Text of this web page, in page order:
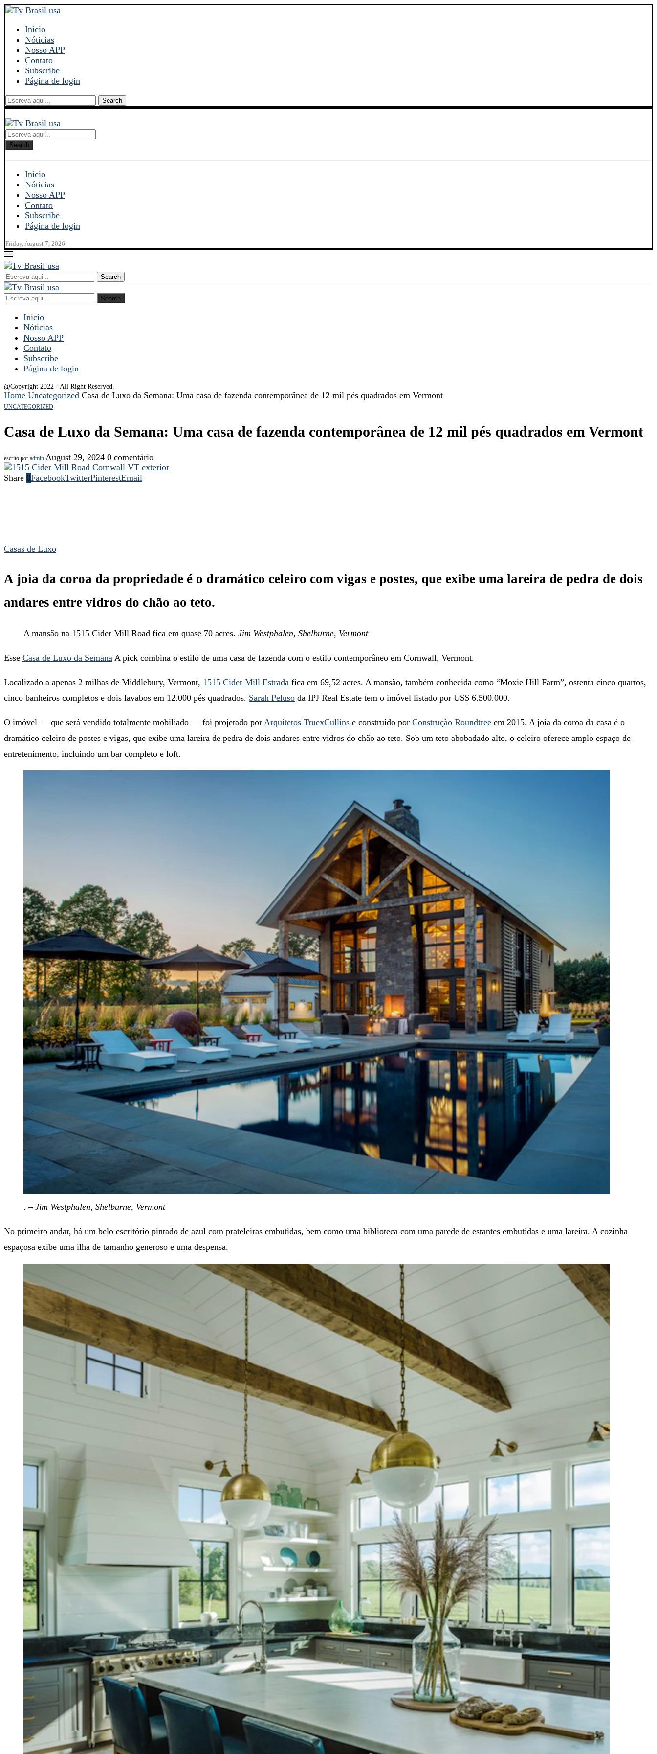
Inicio
Nóticias
Nosso APP
Contato
Subscribe
Página de login
Search
Search
Inicio
Nóticias
Nosso APP
Contato
Subscribe
Página de login
Friday, August 7, 2026
Search
Search
Inicio
Nóticias
Nosso APP
Contato
Subscribe
Página de login
@Copyright 2022 - All Right Reserved.
Home Uncategorized Casa de Luxo da Semana: Uma casa de fazenda contemporânea de 12 mil pés quadrados em Vermont
UNCATEGORIZED
Casa de Luxo da Semana: Uma casa de fazenda contemporânea de 12 mil pés quadrados em Vermont
escrito por admin August 29, 2024 0 comentário
Share 0FacebookTwitterPinterestEmail
Casas de Luxo
A joia da coroa da propriedade é o dramático celeiro com vigas e postes, que exibe uma lareira de pedra de dois
andares entre vidros do chão ao teto.
A mansão na 1515 Cider Mill Road fica em quase 70 acres. Jim Westphalen, Shelburne, Vermont
Esse Casa de Luxo da Semana A pick combina o estilo de uma casa de fazenda com o estilo contemporâneo em Cornwall, Vermont.
Localizado a apenas 2 milhas de Middlebury, Vermont, 1515 Cider Mill Estrada fica em 69,52 acres. A mansão, também conhecida como “Moxie Hill Farm”, ostenta cinco quartos,
cinco banheiros completos e dois lavabos em 12.000 pés quadrados. Sarah Peluso da IPJ Real Estate tem o imóvel listado por US$ 6.500.000.
O imóvel — que será vendido totalmente mobiliado — foi projetado por Arquitetos TruexCullins e construído por Construção Roundtree em 2015. A joia da coroa da casa é o
dramático celeiro de postes e vigas, que exibe uma lareira de pedra de dois andares entre vidros do chão ao teto. Sob um teto abobadado alto, o celeiro oferece amplo espaço de
entretenimento, incluindo um bar completo e loft.
. – Jim Westphalen, Shelburne, Vermont
No primeiro andar, há um belo escritório pintado de azul com prateleiras embutidas, bem como uma biblioteca com uma parede de estantes embutidas e uma lareira. A cozinha
espaçosa exibe uma ilha de tamanho generoso e uma despensa.